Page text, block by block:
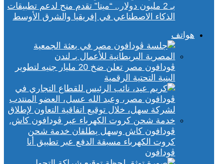
بـ 2 مليون دولار.. “ميتا” تقدم منح لدعم تطبيقات
الذكاء الاصطناعي في إفريقيا والشرق الأوسط
هواتف
ڤودافون مصر تعلن ضخ 20 مليار جنيه لتطوير
البنية التحتية الرقمية
ڤودافون كاش وسهل يطلقان خدمة شحن
كروت الكهرباء مسبقة الدفع عبر تطبيق أنا
ڤودافون